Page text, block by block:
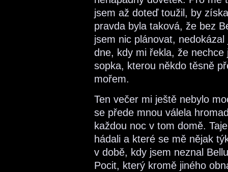
jsem až doteď toužil, by
pravda byla taková, že bez
jsem nic plánovat,
dne, kdy mi řekla, že
sopka, kterou někdo těsně
mořem.
Ten večer mi ještě nebylo
se přede mnou válela
každou noc v tom domě.
hádali a které se mě nějak
v době, kdy jsem neznal
Pocit, který kromě jiného